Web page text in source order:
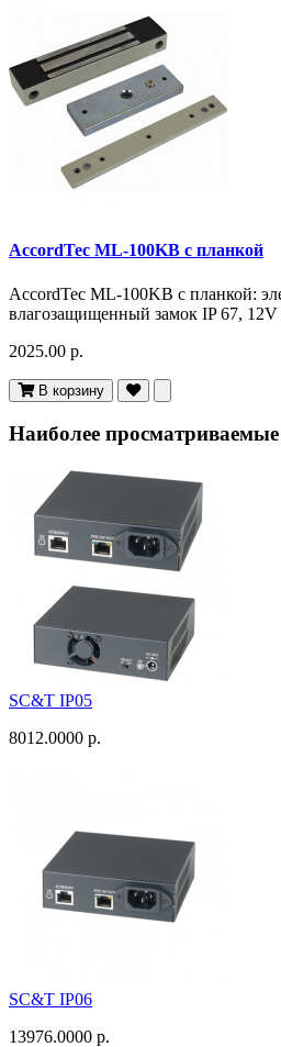
AccordTec ML-100KB с планкой
AccordTec ML-100KB с планкой:
влагозащищенный замок IP 67, 12V
2025.00 р.
В корзину
Наиболее просматриваемые
SC&T IP05
8012.0000 р.
SC&T IP06
13976.0000 р.